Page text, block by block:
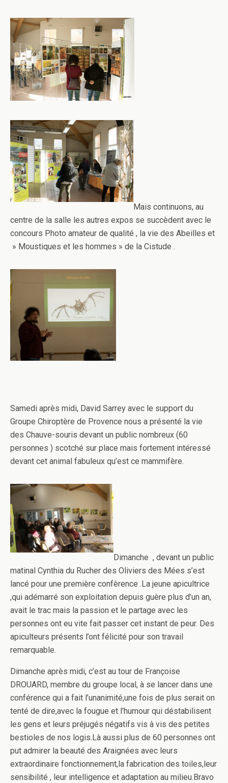
Mais continuons, au
centre de la salle les autres expos se succèdent avec le
concours Photo amateur de qualité , la vie des Abeilles et
» Moustiques et les hommes » de la Cistude .
Samedi après midi, David Sarrey avec le support du
Groupe Chiroptère de Provence nous a présenté la vie
des Chauve-souris devant un public nombreux (60
personnes ) scotché sur place mais fortement intéressé
devant cet animal fabuleux qu’est ce mammifère.
Dimanche , devant un public
matinal Cynthia du Rucher des Oliviers des Mées s’est
lancé pour une première confèrence .La jeune apicultrice
,qui adémarré son exploitation depuis guère plus d’un an,
avait le trac mais la passion et le partage avec les
personnes ont eu vite fait passer cet instant de peur. Des
apiculteurs présents l’ont félicité pour son travail
remarquable.
Dimanche après midi, c’est au tour de Françoise
DROUARD, membre du groupe local, à se lancer dans une
conférence qui a fait l’unanimité,une fois de plus serait on
tenté de dire,avec la fougue et l’humour qui déstabilisent
les gens et leurs préjugés négatifs vis à vis des petites
bestioles de nos logis.Là aussi plus de 60 personnes ont
put admirer la beauté des Araignées avec leurs
extraordinaire fonctionnement,la fabrication des toiles,leur
sensibilité , leur intelligence et adaptation au milieu.Bravo